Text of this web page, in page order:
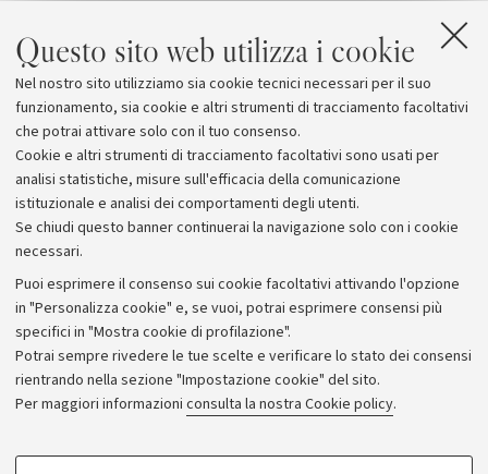
Questo sito web utilizza i cookie
Nel nostro sito utilizziamo sia cookie tecnici necessari per il suo
funzionamento, sia cookie e altri strumenti di tracciamento facoltativi
che potrai attivare solo con il tuo consenso.
Cookie e altri strumenti di tracciamento facoltativi sono usati per
analisi statistiche, misure sull'efficacia della comunicazione
istituzionale e analisi dei comportamenti degli utenti.
Se chiudi questo banner continuerai la navigazione solo con i cookie
necessari.
Puoi esprimere il consenso sui cookie facoltativi attivando l'opzione
in "Personalizza cookie" e, se vuoi, potrai esprimere consensi più
specifici in "Mostra cookie di profilazione".
Potrai sempre rivedere le tue scelte e verificare lo stato dei consensi
rientrando nella sezione "Impostazione cookie" del sito.
Per maggiori informazioni consulta la nostra Cookie policy.
COOKIE DI PROFILAZIONE - FACOLTATIVI
Dischi d'artista alla Biblioteca Universitaria
Artelibro
Archivio
Comunicati stampa
Redazione
Rassegna stampa